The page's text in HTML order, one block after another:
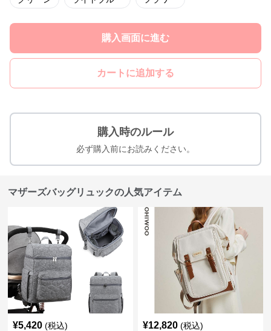
購入画面に進む
カートに追加する
購入時のルール
必ず購入前にお読みください。
マザーズバッグリュックの人気アイテム
¥5,420 (税込) ¥12,820 (税込)